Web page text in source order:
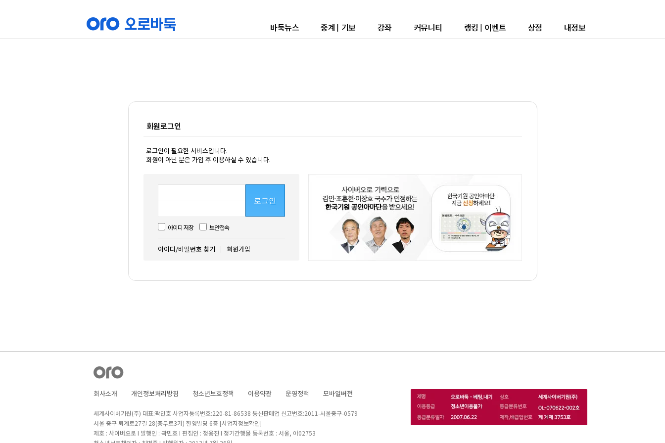
바둑뉴스 중계 | 기보 강좌 커뮤니티 랭킹 | 이벤트 상점 내정보
회원로그인
로그인이 필요한 서비스입니다.
회원이 아닌 분은 가입 후 이용하실 수 있습니다.
로그인
아이디 저장 보안접속
아이디/비밀번호 찾기 회원가입
회사소개 개인정보처리방침 청소년보호정책 이용약관 운영정책 모바일버전
세계사이버기원(주) 대표:곽민호 사업자등록번호:220-81-86538 통신판매업 신고번호:2011-서울중구-0579
서울 중구 퇴계로27길 28(충무로3가) 한영빌딩 6층 [사업자정보확인]
제호 : 사이버오로 I 발행인 : 곽민호 I 편집인 : 정용진 I 정기간행물 등록번호 : 서울, 아02753